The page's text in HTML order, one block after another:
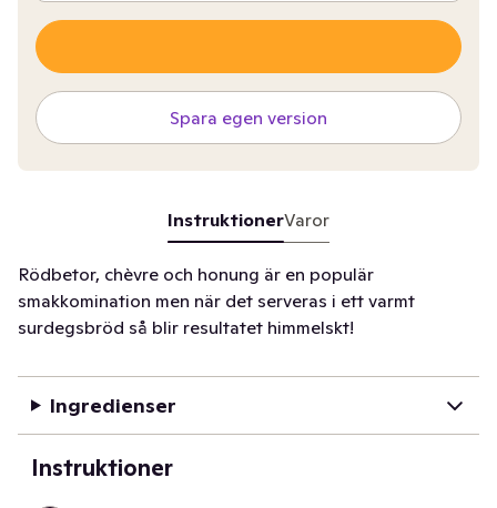
Spara egen version
InstruktionerVaror
Rödbetor, chèvre och honung är en populär
smakkomination men när det serveras i ett varmt
surdegsbröd så blir resultatet himmelskt!
Ingredienser
Instruktioner